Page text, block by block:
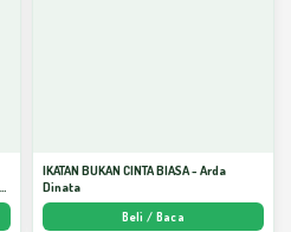
IKATAN BUKAN CINTA BIASA - Arda
Dinata
Beli / Baca